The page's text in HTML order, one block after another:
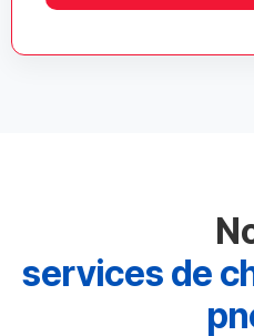
services de